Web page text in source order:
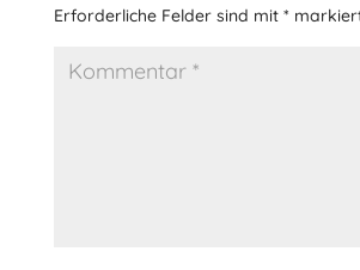
Erforderliche Felder sind mit *